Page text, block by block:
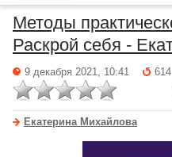
Методы
Раскрой себя -
9 декабря 2021, 10:41 614
Екатерина Михайлова